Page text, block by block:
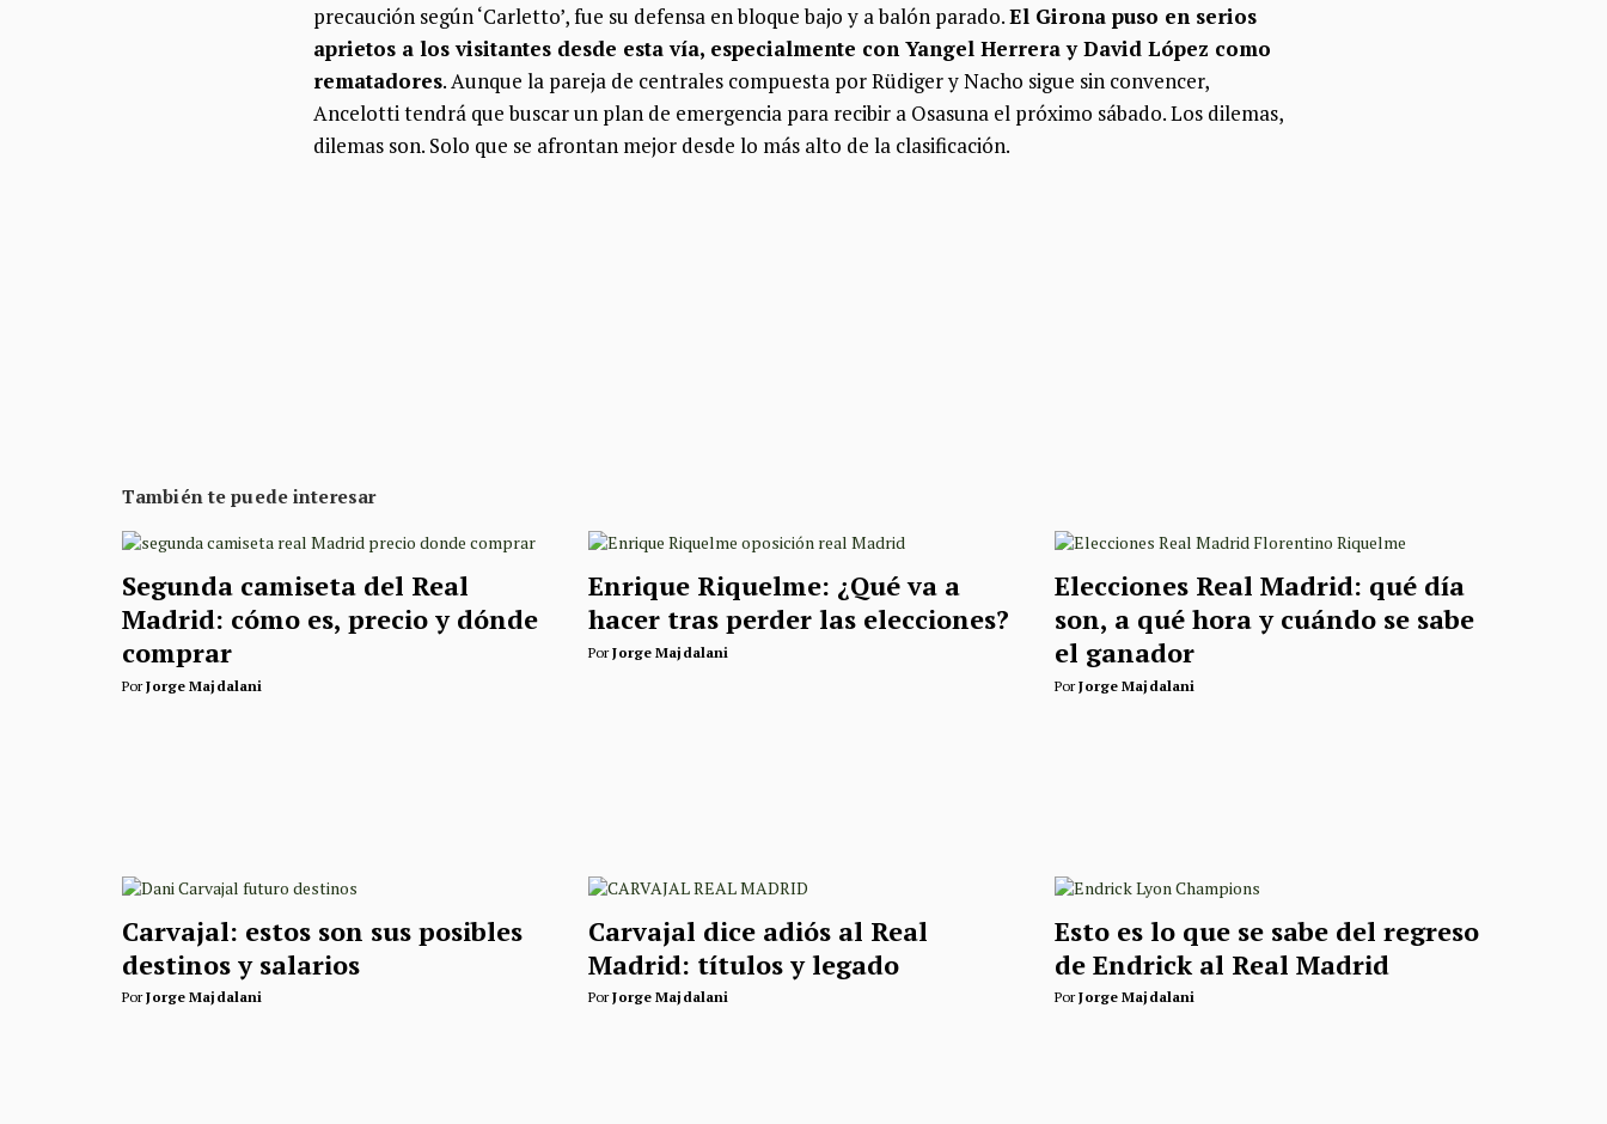
precaución según ‘Carletto’, fue su defensa en bloque bajo y a balón parado.El Girona puso en serios
aprietos a los visitantes desde esta vía, especialmente con Yangel Herrera y David López como
rematadores. Aunque la pareja de centrales compuesta por Rüdiger y Nacho sigue sin convencer,
Ancelotti tendrá que buscar un plan de emergencia para recibir a Osasuna el próximo sábado. Los dilemas,
dilemas son. Solo que se afrontan mejor desde lo más alto de la clasificación.
También te puede interesar
Segunda camiseta del Real
Madrid: cómo es, precio y dónde
comprar
PorJorge Majdalani
Enrique Riquelme: ¿Qué va a
hacer tras perder las elecciones?
PorJorge Majdalani
Elecciones Real Madrid: qué día
son, a qué hora y cuándo se sabe
el ganador
PorJorge Majdalani
Carvajal: estos son sus posibles
destinos y salarios
PorJorge Majdalani
Carvajal dice adiós al Real
Madrid: títulos y legado
PorJorge Majdalani
Esto es lo que se sabe del regreso
de Endrick al Real Madrid
PorJorge Majdalani